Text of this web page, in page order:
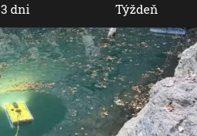
3 dni Týždeň